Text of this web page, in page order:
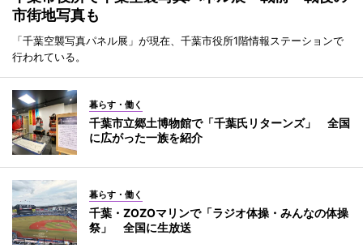
市街地写真も
「千葉空襲写真パネル展」が現在、千葉市役所1階情報ステーションで
行われている。
暮らす・働く
千葉市立郷土博物館で「千葉氏リターンズ」 全国
に広がった一族を紹介
暮らす・働く
千葉・ZOZOマリンで「ラジオ体操・みんなの体操
祭」 全国に生放送